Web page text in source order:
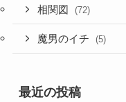
相関図 (72)
魔男のイチ (5)
最近の投稿